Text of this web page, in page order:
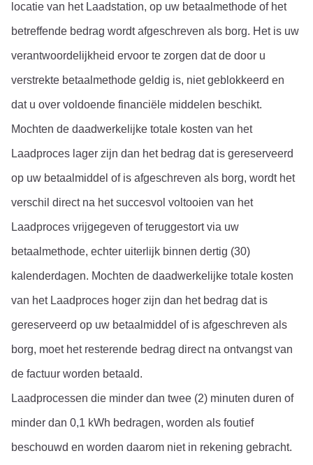
locatie van het Laadstation, op uw betaalmethode of het
betreffende bedrag wordt afgeschreven als borg. Het is uw
verantwoordelijkheid ervoor te zorgen dat de door u
verstrekte betaalmethode geldig is, niet geblokkeerd en
dat u over voldoende financiële middelen beschikt.
Mochten de daadwerkelijke totale kosten van het
Laadproces lager zijn dan het bedrag dat is gereserveerd
op uw betaalmiddel of is afgeschreven als borg, wordt het
verschil direct na het succesvol voltooien van het
Laadproces vrijgegeven of teruggestort via uw
betaalmethode, echter uiterlijk binnen dertig (30)
kalenderdagen. Mochten de daadwerkelijke totale kosten
van het Laadproces hoger zijn dan het bedrag dat is
gereserveerd op uw betaalmiddel of is afgeschreven als
borg, moet het resterende bedrag direct na ontvangst van
de factuur worden betaald.
Laadprocessen die minder dan twee (2) minuten duren of
minder dan 0,1 kWh bedragen, worden als foutief
beschouwd en worden daarom niet in rekening gebracht.